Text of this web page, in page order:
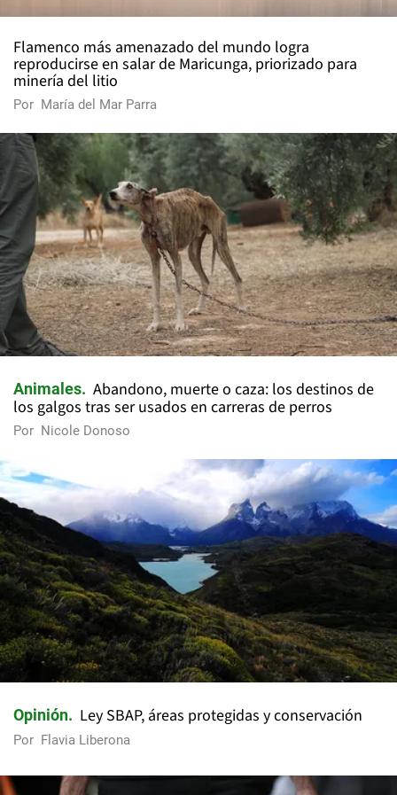
Flamenco más amenazado del mundo logra
reproducirse en salar de Maricunga, priorizado para
minería del litio
Por María del Mar Parra
Animales
Abandono, muerte o caza: los destinos de
los galgos tras ser usados en carreras de perros
Por Nicole Donoso
Opinión Ley SBAP, áreas protegidas y conservación
Por Flavia Liberona